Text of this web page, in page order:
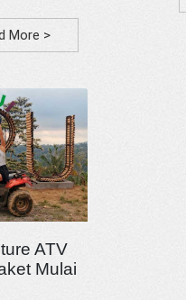
More >
ATV
Mulai